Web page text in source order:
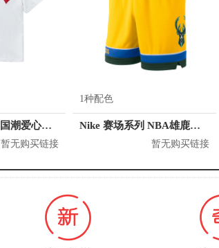
KM/kilometers 国潮爱心短袖T恤 M2X2108466
暂无购买链接
1种配色
Nike 赛场系列 NBA雄鹿队篮球短裤 912123
暂无购买链接